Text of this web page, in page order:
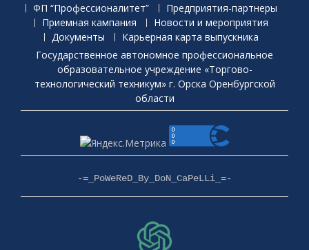
ФП “Профессионалитет”
Предприятия-партнеры
Приемная кaмпания
Новости и мероприятия
Документы
Карьерная карта выпускника
Государственное автономное профессиональное
образовательное учреждение «Торгово-
технологический техникум» г. Орска Оренбургской
области
-=_PoWeReD_By_DoN_CaPeLLi_=-